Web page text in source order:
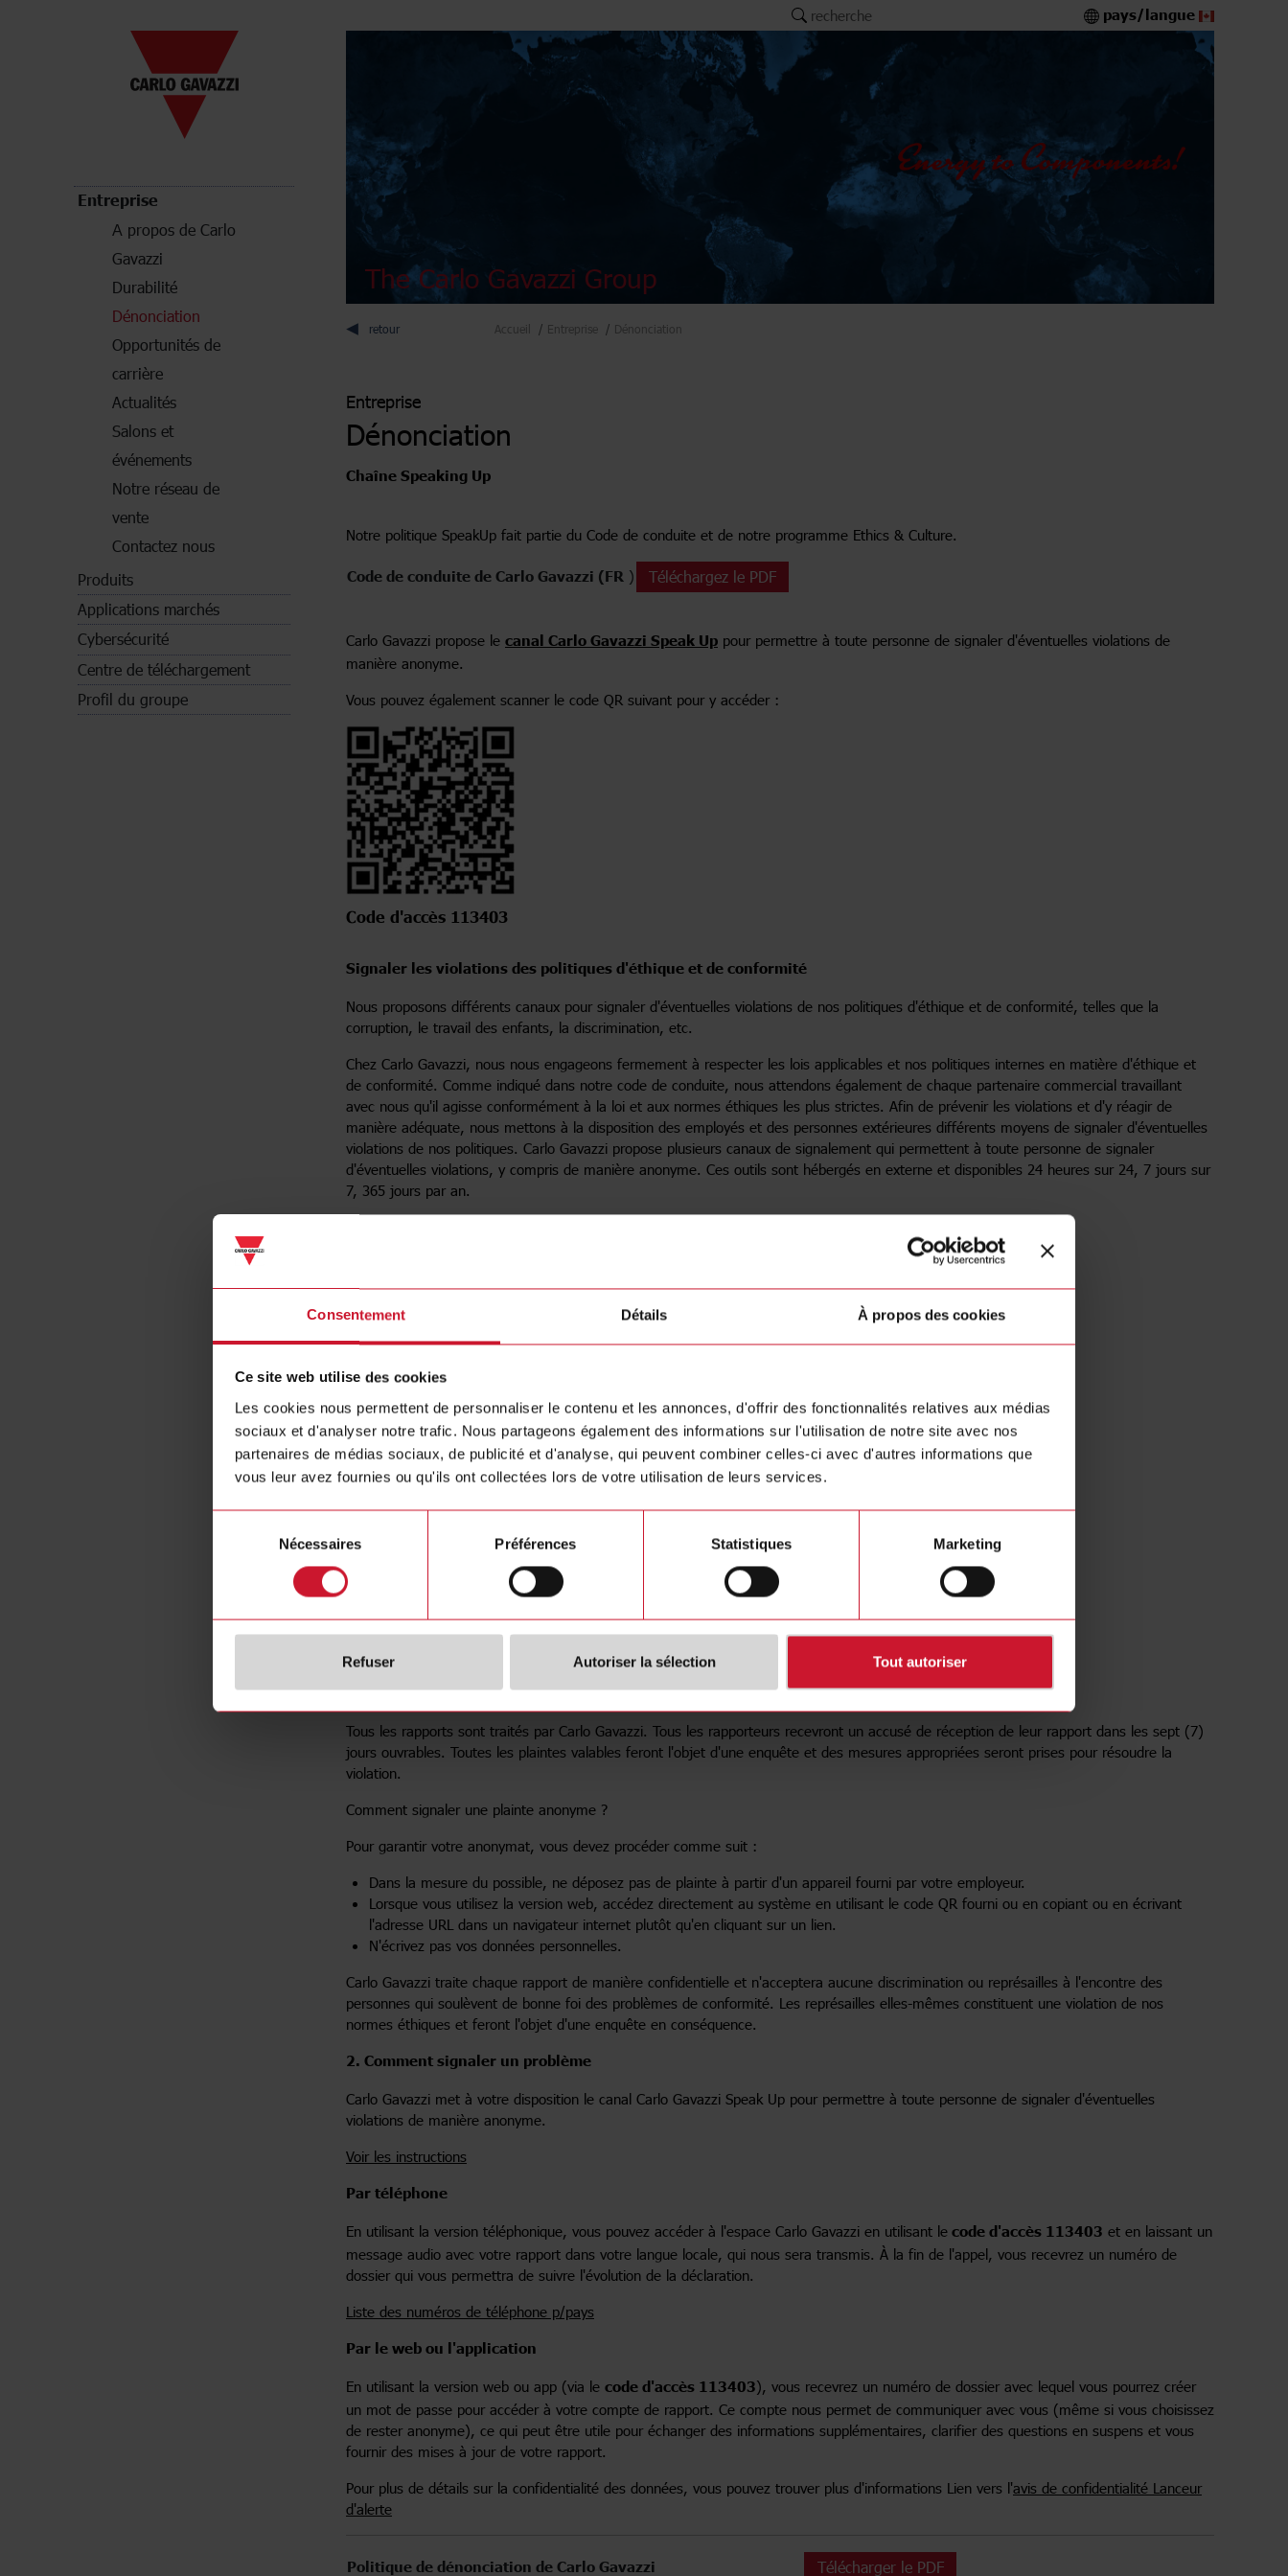
Consentement Détails À propos des cookies
Ce site web utilise des cookies
Les cookies nous permettent de personnaliser le contenu et les annonces, d'offrir des fonctionnalités relatives aux médias
sociaux et d'analyser notre trafic. Nous partageons également des informations sur l'utilisation de notre site avec nos
partenaires de médias sociaux, de publicité et d'analyse, qui peuvent combiner celles-ci avec d'autres informations que
vous leur avez fournies ou qu'ils ont collectées lors de votre utilisation de leurs services.
consentement
Nécessaires Préférences Statistiques Marketing
Refuser Autoriser la sélection Tout autoriser
Entreprise
А propos de Carlo
Gavazzi
Durabilité
Dénonciation
Opportunités de
carrière
Actualités
Salons et
événements
Notre réseau de
vente
Contactez nous
Produits
Applications marchés
Cybersécurité
Centre de téléchargement
Profil du groupe
recherche pays/langue
The Carlo Gavazzi Group
retour Accueil Entreprise Dénonciation
Entreprise
Dénonciation
Chaîne Speaking Up
Notre politique SpeakUp fait partie du Code de conduite et de notre programme Ethics & Culture.
Code de conduite de Carlo Gavazzi (FR ) Téléchargez le PDF
Carlo Gavazzi propose le canal Carlo Gavazzi Speak Up pour permettre à toute personne de signaler d'éventuelles violations de
manière anonyme.
Vous pouvez également scanner le code QR suivant pour y accéder :
Code d'accès 113403
Signaler les violations des politiques d'éthique et de conformité
Nous proposons différents canaux pour signaler d'éventuelles violations de nos politiques d'éthique et de conformité, telles que la
corruption, le travail des enfants, la discrimination, etc.
Chez Carlo Gavazzi, nous nous engageons fermement à respecter les lois applicables et nos politiques internes en matière d'éthique et
de conformité. Comme indiqué dans notre code de conduite, nous attendons également de chaque partenaire commercial travaillant
avec nous qu'il agisse conformément à la loi et aux normes éthiques les plus strictes. Afin de prévenir les violations et d'y réagir de
manière adéquate, nous mettons à la disposition des employés et des personnes extérieures différents moyens de signaler d'éventuelles
violations de nos politiques. Carlo Gavazzi propose plusieurs canaux de signalement qui permettent à toute personne de signaler
d'éventuelles violations, y compris de manière anonyme. Ces outils sont hébergés en externe et disponibles 24 heures sur 24, 7 jours sur
7, 365 jours par an.
Vous pouvez signaler des cas graves de violation de la loi ou de l'éthique, tels que, mais sans s'y limiter :
les irrégularités comptables
Les pots-de-vin et la corruption
le travail des enfants
Discrimination et harcèlement (sexuel)
Non-respect de la liberté d'association
Non-respect de la santé et de la sécurité au travail
Détournement de fonds
Extorsion de fonds
Violations des droits de l'homme liées à des dommages environnementaux
Inégalité de traitement
Violence de la part des forces de sécurité
Retenue d'un salaire raisonnable
Comment les plaintes sont-elles traitées ?
Tous les rapports sont traités par Carlo Gavazzi. Tous les rapporteurs recevront un accusé de réception de leur rapport dans les sept (7)
jours ouvrables. Toutes les plaintes valables feront l'objet d'une enquête et des mesures appropriées seront prises pour résoudre la
violation.
Comment signaler une plainte anonyme ?
Pour garantir votre anonymat, vous devez procéder comme suit :
Dans la mesure du possible, ne déposez pas de plainte à partir d'un appareil fourni par votre employeur.
Lorsque vous utilisez la version web, accédez directement au système en utilisant le code QR fourni ou en copiant ou en écrivant
l'adresse URL dans un navigateur internet plutôt qu'en cliquant sur un lien.
N'écrivez pas vos données personnelles.
Carlo Gavazzi traite chaque rapport de manière confidentielle et n'acceptera aucune discrimination ou représailles à l'encontre des
personnes qui soulèvent de bonne foi des problèmes de conformité. Les représailles elles-mêmes constituent une violation de nos
normes éthiques et feront l'objet d'une enquête en conséquence.
2. Comment signaler un problème
Carlo Gavazzi met à votre disposition le canal Carlo Gavazzi Speak Up pour permettre à toute personne de signaler d'éventuelles
violations de manière anonyme.
Voir les instructions
Par téléphone
En utilisant la version téléphonique, vous pouvez accéder à l'espace Carlo Gavazzi en utilisant le code d'accès 113403 et en laissant un
message audio avec votre rapport dans votre langue locale, qui nous sera transmis. À la fin de l'appel, vous recevrez un numéro de
dossier qui vous permettra de suivre l'évolution de la déclaration.
Liste des numéros de téléphone p/pays
Par le web ou l'application
En utilisant la version web ou app (via le code d'accès 113403), vous recevrez un numéro de dossier avec lequel vous pourrez créer
un mot de passe pour accéder à votre compte de rapport. Ce compte nous permet de communiquer avec vous (même si vous choisissez
de rester anonyme), ce qui peut être utile pour échanger des informations supplémentaires, clarifier des questions en suspens et vous
fournir des mises à jour de votre rapport.
Pour plus de détails sur la confidentialité des données, vous pouvez trouver plus d'informations Lien vers l'avis de confidentialité Lanceur
d'alerte
Politique de dénonciation de Carlo Gavazzi Télécharger le PDF